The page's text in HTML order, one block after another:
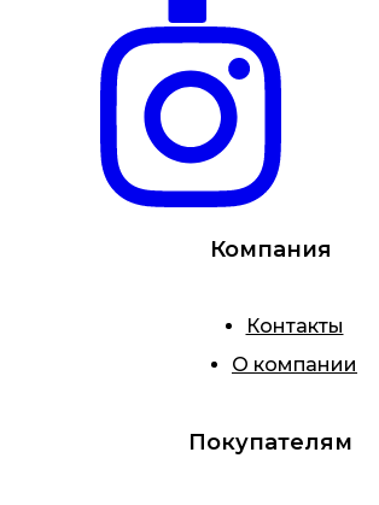
Компания
Контакты
О компании
Покупателям